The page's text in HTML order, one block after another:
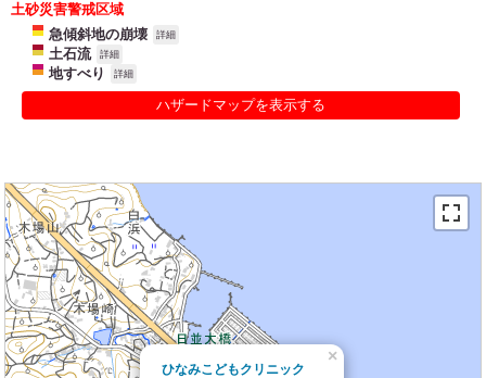
土砂災害警戒区域
急傾斜地の崩壊
詳細
土石流 詳細
地すべり 詳細
ハザードマップを表示する
ひなみこどもクリニック
×